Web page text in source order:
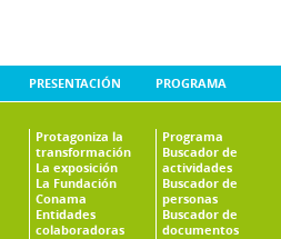
PRESENTACIÓN
Protagoniza la
transformación
La exposición
La Fundación
Conama
Entidades
colaboradoras
PROGRAMA
Programa
Buscador de
actividades
Buscador de
personas
Buscador de
documentos